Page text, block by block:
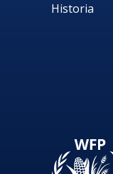
Historia